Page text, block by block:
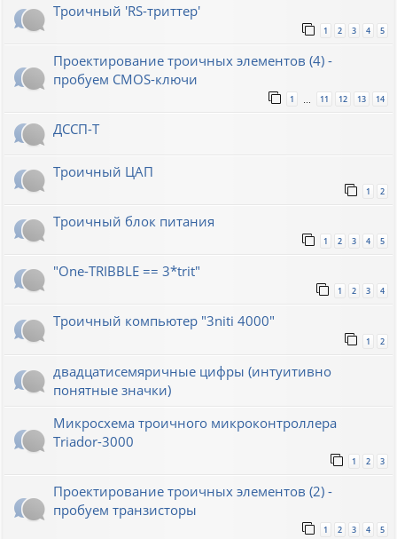
Троичный 'RS-триттер'
1 2 3 4 5
Проектирование троичных элементов (4) -
пробуем CMOS-ключи
1 … 11 12 13 14
ДССП-Т
Троичный ЦАП
1 2
Троичный блок питания
1 2 3 4 5
"One-TRIBBLE == 3*trit"
1 2 3 4
Троичный компьютер "3niti 4000"
1 2
двадцатисемяричные цифры (интуитивно
понятные значки)
Микросхема троичного микроконтроллера
Triador-3000
1 2 3
Проектирование троичных элементов (2) -
пробуем транзисторы
1 2 3 4 5